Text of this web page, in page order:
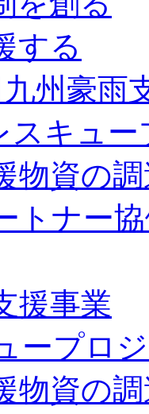
する
州豪雨
スキュ
物資の
トナー
援事業
ープロ
物資の